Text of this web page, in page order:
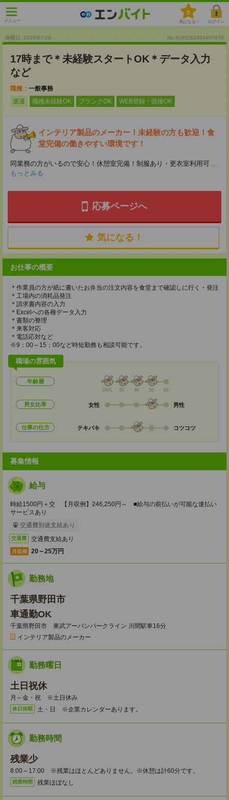
メニュー
0
気になる！ ログイン
掲載日 :2026/07/29 No.SSKCS2404407670
17時まで＊未経験スタートOK＊データ入力
など
職種： 一般事務
派遣
職種未経験OK ブランクOK WEB登録・面接OK
インテリア製品のメーカー！未経験の方も歓迎！食
堂完備の働きやすい環境です！
同業務の方がいるので安心！休憩室完備！制服あり・更衣室利用可 ...
もっとみる
応募ページへ
気になる！
お仕事の概要
＊作業員の方が紙に書いたお弁当の注文内容を食堂まで確認しに行く・発注
＊工場内の消耗品発注
＊請求書内容の入力
＊Excelへの各種データ入力
＊書類の整理
＊来客対応
＊電話応対など
※9：00～15：00など時短勤務も相談可能です。
職場の雰囲気
年齢層
20代 30 40 50 60
男女比率 女性 男性
仕事の仕方 テキパキ コツコツ
募集情報
給与
時給1500円＋交 【月収例】246,250円～ ■給与の前払いが可能な速払い
サービスあり
交通費別途支給あり
交通費 交通費支給あり
月収例 20～25万円
勤務地
千葉県野田市
車通勤OK
千葉県野田市 東武アーバンパークライン 川間駅車16分
インテリア製品のメーカー
勤務曜日
土日祝休
月～金・祝 ※土日休み
休日休暇 土・日 ※企業カレンダーあります。
勤務時間
残業少
8:00～17:00 ※残業はほとんどありません。※休憩は計60分です。
残業時間 残業ほぼなし